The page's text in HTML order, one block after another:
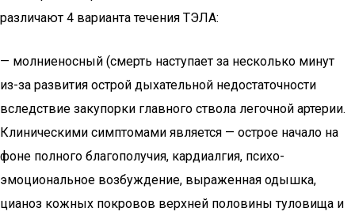
различают 4 варианта течения ТЭЛА:
— молниеносный (смерть наступает за несколько минут
из-за развития острой дыхательной недостаточности
вследствие закупорки главного ствола легочной артерии.
Клиническими симптомами является — острое начало на
фоне полного благополучия, кардиалгия, психо-
эмоциональное возбуждение, выраженная одышка,
цианоз кожных покровов верхней половины туловища и